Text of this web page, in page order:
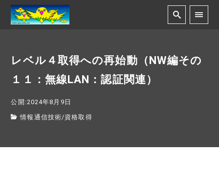
レベル４取得への再始動（NW編その
１１：無線LAN：認証関連）
公開:2024年8月9日
情報通信技術/資格取得